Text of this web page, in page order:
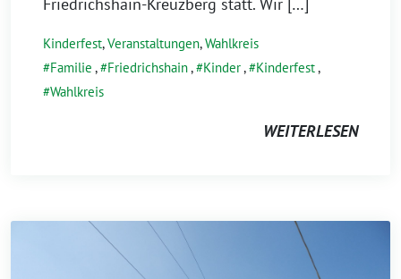
Kinderfest,Veranstaltungen,Wahlkreis
Familie , Friedrichshain, Kinder, Kinderfest,
Wahlkreis
WEITERLESEN